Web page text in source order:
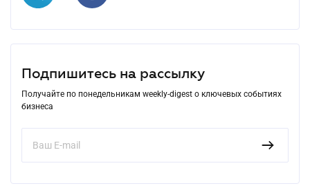
Подпишитесь на рассылку
Получайте по понедельникам weekly-digest о ключевых событиях
бизнеса